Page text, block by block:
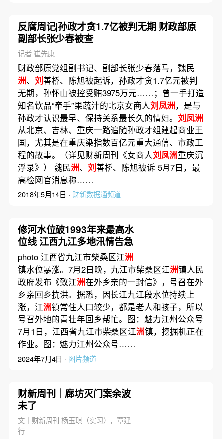
反腐周记|孙政才贪1.7亿被判无期 财政部原
副部长张少春被查
记者 崔先康
财政部原党组副书记、副部长张少春落马，魏民
洲、 刘善桥、陈旭被起诉，孙政才贪1.7亿元被判
无期，孙怀山被控受贿3975万元……；曾一手打造
知名饮品“牵手”果蔬汁的北京女商人刘凤洲，是与
孙政才认识最早、保持关系最长久的情妇。 刘凤洲
从北京、吉林、重庆一路追随孙政才组建起商业王
国，尤其是在重庆染指数百亿元重大通信、市政工
程的故事。（详见财新周刊《女商人刘凤洲重庆沉
浮录》） 魏民洲、 刘善桥、陈旭被诉 5月7日，最
高检网官消息称……
2018年5月14日 · 财新数据通频道
修河水位破1993年来最高水
位线 江西九江多地汛情告急
photo 江西省九江市柴桑区江洲
镇水位暴涨。7月2日晚，九江市柴桑区江洲镇人民
政府发布《致江洲在外乡亲的一封信》，号召在外
乡亲回乡抗洪。据悉，因长江九江段水位持续上
涨，江洲镇常住人口较少，都是老人和孩子，所以
号召外地的青壮年回乡帮忙。图：魅力江州公众号
7月1日，江西省九江市柴桑区江洲镇，挖掘机正在
作业。图：魅力江州公众号……
2024年7月4日 · 图片频道
财新周刊｜廊坊灭门案余波
未了
文｜财新周刊 杨玉琪（实习），覃建
行